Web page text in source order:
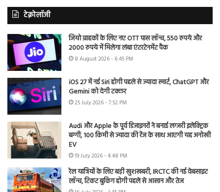
टेक्नोलॉजी
जियो ग्राहकों के लिए नए OTT पास लॉन्च, 550 रुपये और
2000 रुपये में मिलेगा लंबा एंटरटेनमेंट पैक
8 August 2026 - 6:45 PM
iOS 27 में नई Siri होगी पहले से ज्यादा स्मार्ट, ChatGPT और
Gemini को देगी टक्कर
25 July 2026 - 7:52 PM
Audi और Apple के पूर्व डिजाइनरों ने बनाई लग्जरी इलेक्ट्रिक
बग्गी, 100 किमी से ज्यादा की रेंज के साथ आएगी यह अनोखी
EV
19 July 2026 - 4:48 PM
रेल यात्रियों के लिए बड़ी खुशखबरी, IRCTC की नई वेबसाइट
लॉन्च, टिकट बुकिंग होगी पहले से आसान और तेज